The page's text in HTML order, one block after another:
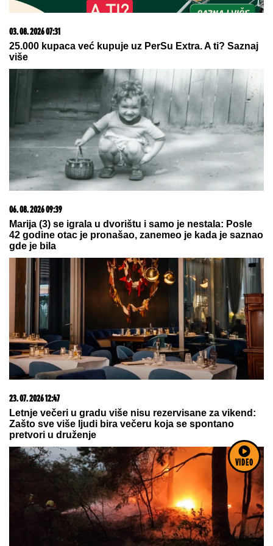
VIDEO
06. 08. 2026 07:08
Evo u kojim banjama važi vaučer od 10.000 dinara -
kompletan spisak destinacija u Srbiji
09. 08. 2026 00:00
Oni su promašaj! Maja svim silama brani svoju vezu, pa
osolila po Stanijinom prijateljstvu: Ona nema prijatelje
(VIDEO)
15. 07. 2026 07:44
Većina građana izgubi novac pre nego što stigne na
letovanje - ovih 7 troškova skoro niko ne planira